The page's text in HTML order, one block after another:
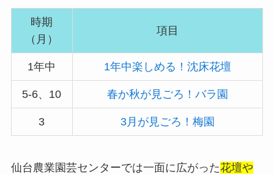
時期
（月）
項目
1年中 1年中楽しめる！沈床花壇
5-6、10 春か秋が見ごろ！バラ園
3 3月が見ごろ！梅園
仙台農業園芸センターでは一面に広がった花壇や